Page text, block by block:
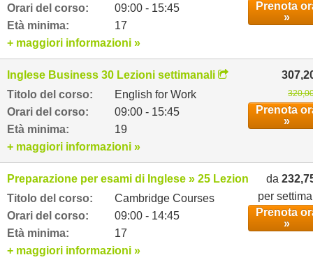
Orari del corso:
09:00 - 15:45
Età minima:
17
Prenota
»
+ maggiori informazioni »
Inglese Business 30 Lezioni settimanali
Titolo del corso:
English for Work
Orari del corso:
09:00 - 15:45
Età minima:
19
Prenota
»
+ maggiori informazioni »
Preparazione per esami di Inglese » 25 Lezioni settimanali
Titolo del corso:
Cambridge Courses
Orari del corso:
09:00 - 14:45
Età minima:
17
da
per
Prenota
»
+ maggiori informazioni »